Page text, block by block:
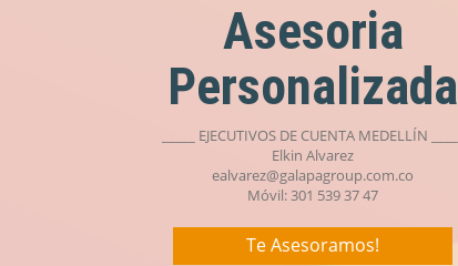
Asesoria
Personalizada
_____ EJECUTIVOS DE CUENTA MEDELLÍN _____
Elkin Alvarez
ealvarez@galapagroup.com.co
Móvil: 301 539 37 47
Te Asesoramos!